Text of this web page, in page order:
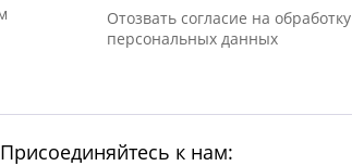
Отозвать согласие на обработку
персональных данных
Присоединяйтесь к нам: